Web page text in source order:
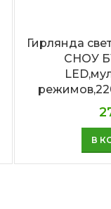
Гирлянда
СНОУ
В